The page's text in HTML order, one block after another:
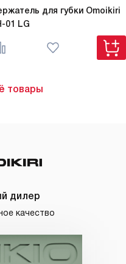
для губки Omoikiri
01 LG
товары
дилер
качество